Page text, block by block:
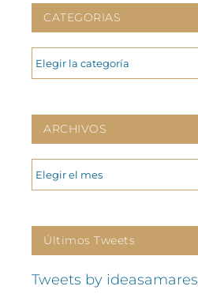
CATEGORIAS
CATEGORIAS
ARCHIVOS
ARCHIVOS
Últimos Tweets
Tweets by ideasamares